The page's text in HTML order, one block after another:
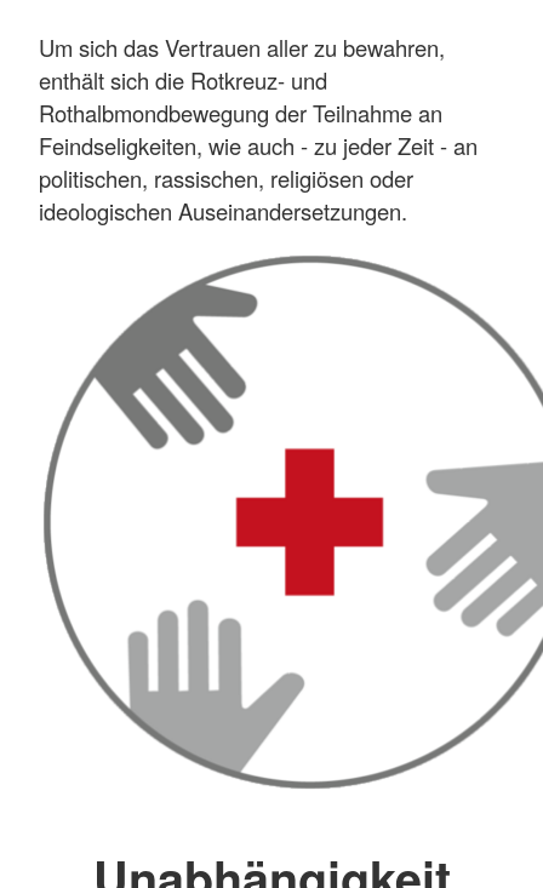
Um sich das Vertrauen aller zu bewahren,
enthält sich die Rotkreuz- und
Rothalbmondbewegung der Teilnahme an
Feindseligkeiten, wie auch - zu jeder Zeit - an
politischen, rassischen, religiösen oder
ideologischen Auseinandersetzungen.